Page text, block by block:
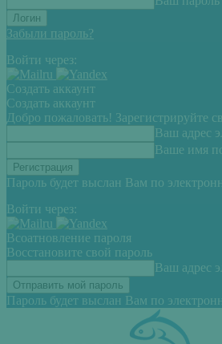
Забыли пароль?
Войти через:
Создать аккаунт
Создать аккаунт
Добро пожаловать! Зарегистрируйте
Ваш адрес
Ваше имя
Пароль будет выслан Вам по
Войти через:
Всоатновление пароля
Восстановите свой пароль
Ваш адрес
Пароль будет выслан Вам по